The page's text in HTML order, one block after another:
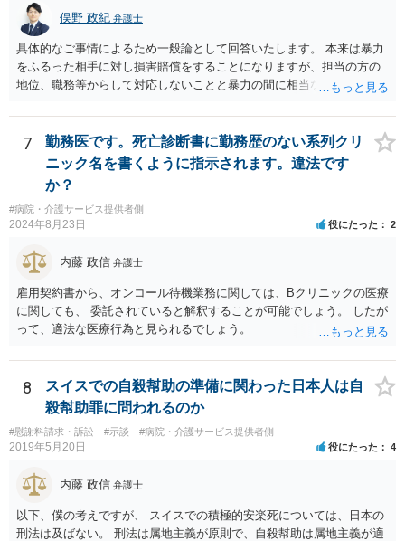
俣野 政紀 弁護士
具体的なご事情によるため一般論として回答いたします。 本来は暴力
をふるった相手に対し損害賠償をすることになりますが、担当の方の
地位、職務等からして対応しないことと暴力の間に相当な関連性（因
7
勤務医です。死亡診断書に勤務歴のない系列クリ
ニック名を書くように指示されます。違法です
か？
#病院・介護サービス提供者側
2024年8月23日 役にたった 2
内藤 政信 弁護士
雇用契約書から、オンコール待機業務に関しては、Bクリニックの医療
に関しても、 委託されていると解釈することが可能でしょう。 したが
って、適法な医療行為と見られるでしょう。
8
スイスでの自殺幇助の準備に関わった日本人は自
殺幇助罪に問われるのか
#慰謝料請求・訴訟 #示談 #病院・介護サービス提供者側
2019年5月20日 役にたった 4
内藤 政信 弁護士
以下、僕の考えですが、 スイスでの積極的安楽死については、日本の
刑法は及ばない。 刑法は属地主義が原則で、自殺幇助は属地主義が適